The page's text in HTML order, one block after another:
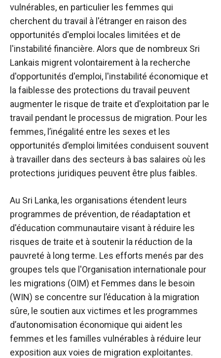
vulnérables, en particulier les femmes qui
cherchent du travail à l'étranger en raison des
opportunités d'emploi locales limitées et de
l'instabilité financière. Alors que de nombreux Sri
Lankais migrent volontairement à la recherche
d'opportunités d'emploi, l'instabilité économique et
la faiblesse des protections du travail peuvent
augmenter le risque de traite et d'exploitation par le
travail pendant le processus de migration. Pour les
femmes, l’inégalité entre les sexes et les
opportunités d’emploi limitées conduisent souvent
à travailler dans des secteurs à bas salaires où les
protections juridiques peuvent être plus faibles.
Au Sri Lanka, les organisations étendent leurs
programmes de prévention, de réadaptation et
d'éducation communautaire visant à réduire les
risques de traite et à soutenir la réduction de la
pauvreté à long terme. Les efforts menés par des
groupes tels que l'Organisation internationale pour
les migrations (OIM) et Femmes dans le besoin
(WIN) se concentre sur l’éducation à la migration
sûre, le soutien aux victimes et les programmes
d’autonomisation économique qui aident les
femmes et les familles vulnérables à réduire leur
exposition aux voies de migration exploitantes.